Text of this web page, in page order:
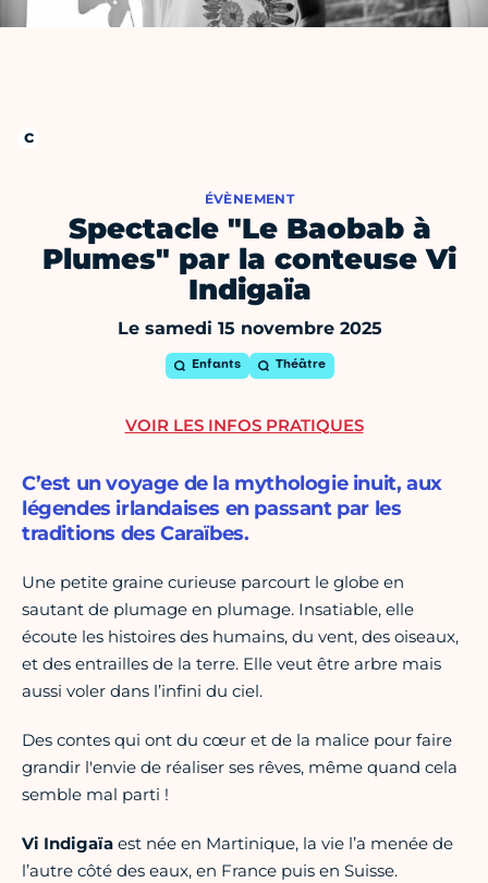
ÉVÈNEMENT
Spectacle "Le Baobab à
Plumes" par la conteuse Vi
Indigaïa
Le samedi 15 novembre 2025
Enfants Théâtre
C’est un voyage de la mythologie inuit, aux
légendes irlandaises en passant par les
traditions des Caraïbes.
Une petite graine curieuse parcourt le globe en
sautant de plumage en plumage. Insatiable, elle
écoute les histoires des humains, du vent, des oiseaux,
et des entrailles de la terre. Elle veut être arbre mais
aussi voler dans l’infini du ciel.
Des contes qui ont du cœur et de la malice pour faire
grandir l'envie de réaliser ses rêves, même quand cela
semble mal parti !
Vi Indigaïa est née en Martinique, la vie l’a menée de
l’autre côté des eaux, en France puis en Suisse.
VOIR LES INFOS PRATIQUES